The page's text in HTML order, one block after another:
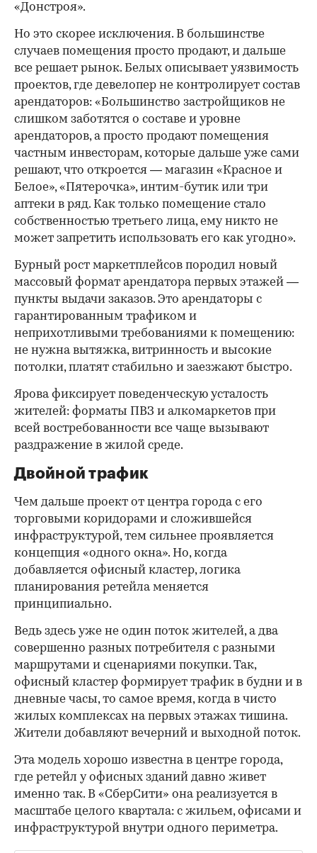
«Донстроя».
Но это скорее исключения. В большинстве
случаев помещения просто продают, и дальше
все решает рынок. Белых описывает уязвимость
проектов, где девелопер не контролирует состав
арендаторов: «Большинство застройщиков не
слишком заботятся о составе и уровне
арендаторов, а просто продают помещения
частным инвесторам, которые дальше уже сами
решают, что откроется — магазин «Красное и
Белое», «Пятерочка», интим-бутик или три
аптеки в ряд. Как только помещение стало
собственностью третьего лица, ему никто не
может запретить использовать его как угодно».
Бурный рост маркетплейсов породил новый
массовый формат арендатора первых этажей —
пункты выдачи заказов. Это арендаторы с
гарантированным трафиком и
неприхотливыми требованиями к помещению:
не нужна вытяжка, витринность и высокие
потолки, платят стабильно и заезжают быстро.
Ярова фиксирует поведенческую усталость
жителей: форматы ПВЗ и алкомаркетов при
всей востребованности все чаще вызывают
раздражение в жилой среде.
Двойной трафик
Чем дальше проект от центра города с его
торговыми коридорами и сложившейся
инфраструктурой, тем сильнее проявляется
концепция «одного окна». Но, когда
добавляется офисный кластер, логика
планирования ретейла меняется
принципиально.
Ведь здесь уже не один поток жителей, а два
совершенно разных потребителя с разными
маршрутами и сценариями покупки. Так,
офисный кластер формирует трафик в будни и в
дневные часы, то самое время, когда в чисто
жилых комплексах на первых этажах тишина.
Жители добавляют вечерний и выходной поток.
Эта модель хорошо известна в центре города,
где ретейл у офисных зданий давно живет
именно так. В «СберСити» она реализуется в
масштабе целого квартала: с жильем, офисами и
инфраструктурой внутри одного периметра.